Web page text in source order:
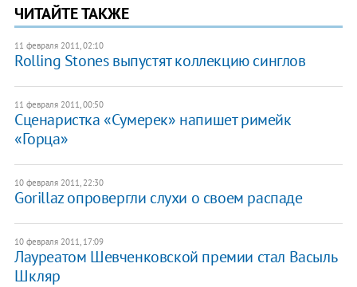
ЧИТАЙТЕ ТАКЖЕ
11 февраля 2011, 02:10
Rolling Stones выпустят коллекцию синглов
11 февраля 2011, 00:50
Сценаристка «Сумерек» напишет римейк
«Горца»
10 февраля 2011, 22:30
Gorillaz опровергли слухи о своем распаде
10 февраля 2011, 17:09
Лауреатом Шевченковской премии стал Васыль
Шкляр